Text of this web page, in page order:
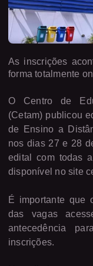
As inscrições
forma totalmente
O Centro de
(Cetam) publicou
de Ensino a
nos dias 27 e 28
edital com todas
disponível no site
É importante que
das vagas
antecedência
inscrições.